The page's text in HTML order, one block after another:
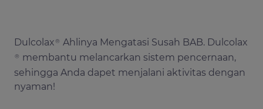
Dulcolax® Ahlinya Mengatasi Susah BAB. Dulcolax
® membantu melancarkan sistem pencernaan,
sehingga Anda dapet menjalani aktivitas dengan
nyaman!